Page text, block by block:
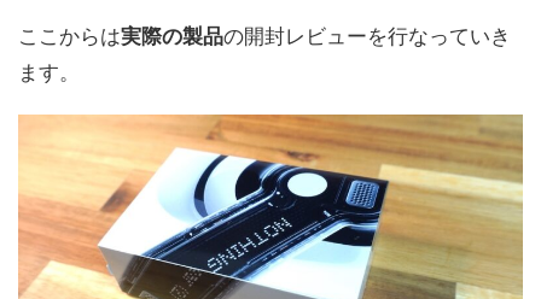
ここからは実際の製品の開封レビューを行なっていき
ます。